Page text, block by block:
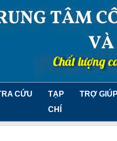
CỨU
TẠP
CHÍ
TRỢ GIÚP